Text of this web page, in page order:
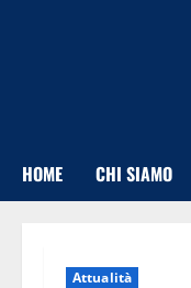
HOME CHI SIAMO
Attualità